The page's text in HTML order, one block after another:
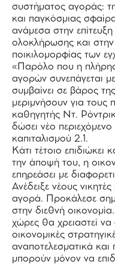
συστήματος αγοράς:
και παγκόσμιας
ανάμεσα στην
ολοκλήρωσης και
ποικιλομορφίας των
«Παρόλο που η
αγορών συνεπάγεται
συμβαίνει σε βάρος
μεριμνήσουν για τους
καθηγητής Ντ.
δώσει νέο
καπιταλισμού 2.1.
Κάτι τέτοιο
την άποψή του, η
επηρεάσει με
Ανέδειξε νέους
αγορά. Προκάλεσε
στην διεθνή
χώρες θα χρειαστεί
οικονομικές
αναποτελεσματικά
μπορούν μόνον να